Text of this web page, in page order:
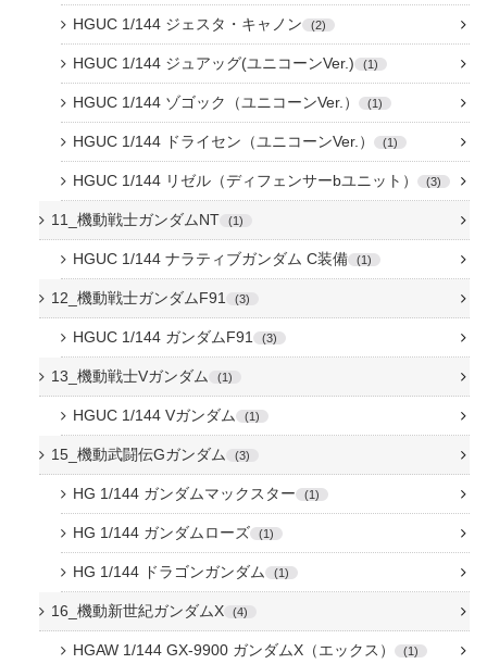
HGUC 1/144 ジェスタ・キャノン 2
HGUC 1/144 ジュアッグ(ユニコーンVer.) 1
HGUC 1/144 ゾゴック（ユニコーンVer.） 1
HGUC 1/144 ドライセン（ユニコーンVer.） 1
HGUC 1/144 リゼル（ディフェンサーbユニット） 3
11_機動戦士ガンダムNT 1
HGUC 1/144 ナラティブガンダム C装備 1
12_機動戦士ガンダムF91 3
HGUC 1/144 ガンダムF91 3
13_機動戦士Vガンダム 1
HGUC 1/144 Vガンダム 1
15_機動武闘伝Gガンダム 3
HG 1/144 ガンダムマックスター 1
HG 1/144 ガンダムローズ 1
HG 1/144 ドラゴンガンダム 1
16_機動新世紀ガンダムX 4
HGAW 1/144 GX-9900 ガンダムX（エックス） 1